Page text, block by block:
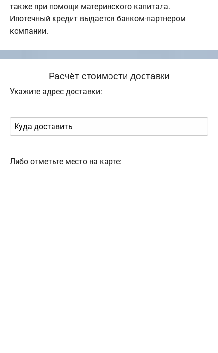
также при помощи материнского капитала.
Ипотечный кредит выдается банком-партнером
компании.
Расчёт стоимости доставки
Укажите адрес доставки:
Либо отметьте место на карте: